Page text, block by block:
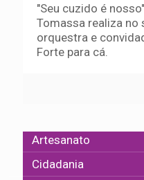
"Seu cuzido é
Tomassa realiza no
orquestra e
Forte para cá.
Artesanato
Cidadania